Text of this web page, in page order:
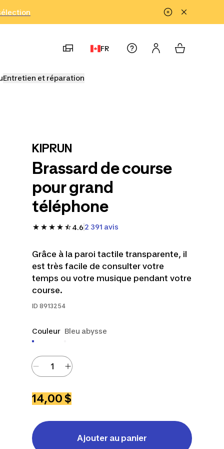
FR
Entretien et réparation
KIPRUN
Brassard de course
pour grand
téléphone
4.6 2 391 avis
Grâce à la paroi tactile transparente, il
est très facile de consulter votre
temps ou votre musique pendant votre
course.
ID 8913254
Couleur Bleu abysse
14,00 $
Ajouter au panier